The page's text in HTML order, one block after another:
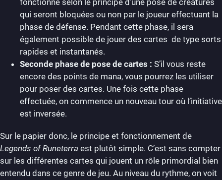
fonctionne selon le principe d’une pose de créatures
qui seront bloquées ou non par le joueur effectuant la
phase de défense. Pendant cette phase, il sera
également possible de jouer des cartes de type sorts
rapides et instantanés.
Seconde phase de pose de cartes : S’il vous reste
encore des points de mana, vous pourrez les utiliser
pour poser des cartes. Une fois cette phase
effectuée, on commence un nouveau tour où l’initiative
est inversée.
Sur le papier donc, le principe et fonctionnement de
Legends of Runeterra est plutôt simple. C’est sans compter
sur les différentes cartes qui jouent un rôle primordial bien
entendu dans ce genre de jeu. Au niveau du rythme, on voit